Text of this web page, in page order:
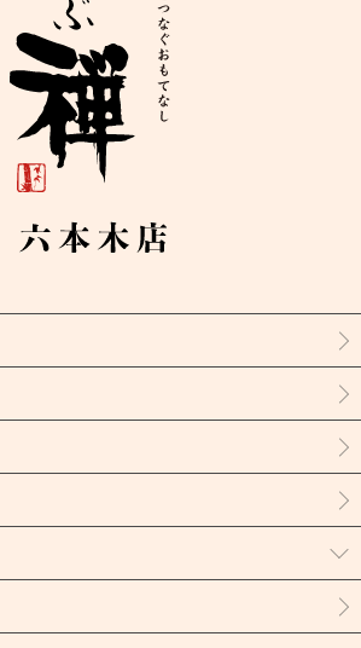
ブランドトップ
ご予約はこちら